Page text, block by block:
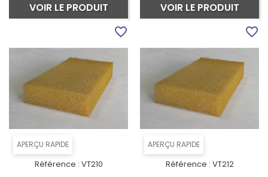
VOIR LE PRODUIT VOIR LE PRODUIT
APERÇU RAPIDE
Référence : VT210
favorite_border
APERÇU RAPIDE
Référence : VT212
favorite_border